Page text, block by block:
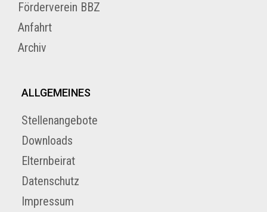
Förderverein BBZ
Anfahrt
Archiv
ALLGEMEINES
Stellenangebote
Downloads
Elternbeirat
Datenschutz
Impressum